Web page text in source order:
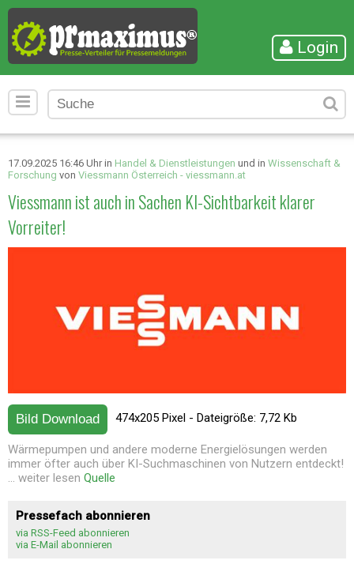
Login
17.09.2025 16:46 Uhr in Handel & Dienstleistungen und in Wissenschaft &
Forschung von Viessmann Österreich - viessmann.at
Viessmann ist auch in Sachen KI-Sichtbarkeit klarer
Vorreiter!
Bild Download 474x205 Pixel - Dateigröße: 7,72 Kb
Wärmepumpen und andere moderne Energielösungen werden
immer öfter auch über KI-Suchmaschinen von Nutzern entdeckt!
... weiter lesen Quelle
Pressefach abonnieren
via RSS-Feed abonnieren
via E-Mail abonnieren